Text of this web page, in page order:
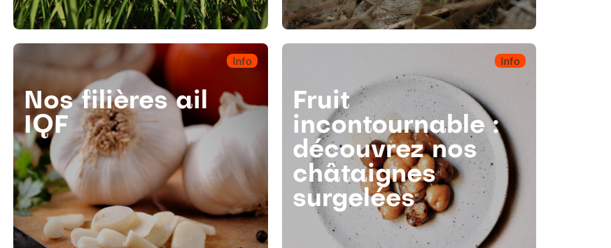
Info
Nos filières ail
IQF
Info
Fruit
incontournable :
découvrez nos
châtaignes
surgelées